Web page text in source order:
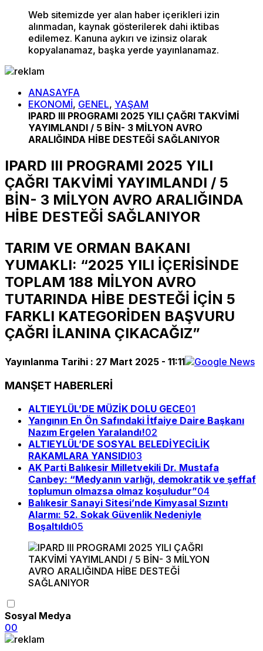
Web sitemizde yer alan haber içerikleri izin
alınmadan, kaynak gösterilerek dahi iktibas
edilemez. Kanuna aykırı ve izinsiz olarak
kopyalanamaz, başka yerde yayınlanamaz.
ANASAYFA
EKONOMİ, GENEL, YAŞAM
IPARD III PROGRAMI 2025 YILI ÇAĞRI TAKVİMİ
YAYIMLANDI / 5 BİN- 3 MİLYON AVRO
ARALIĞINDA HİBE DESTEĞİ SAĞLANIYOR
IPARD III PROGRAMI 2025 YILI
ÇAĞRI TAKVİMİ YAYIMLANDI / 5
BİN- 3 MİLYON AVRO ARALIĞINDA
HİBE DESTEĞİ SAĞLANIYOR
TARIM VE ORMAN BAKANI
YUMAKLI: “2025 YILI İÇERİSİNDE
TOPLAM 188 MİLYON AVRO
TUTARINDA HİBE DESTEĞİ İÇİN 5
FARKLI KATEGORİDEN BAŞVURU
ÇAĞRI İLANINA ÇIKACAĞIZ”
Yayınlanma Tarihi : 27 Mart 2025 - 11:11
MANŞET HABERLERİ
ALTIEYLÜL’DE MÜZİK DOLU GECE01
Yangının En Ön Safındaki İtfaiye Daire Başkanı
Nazım Ergelen Yaralandı!02
ALTIEYLÜL’DE SOSYAL BELEDİYECİLİK
RAKAMLARA YANSIDI03
AK Parti Balıkesir Milletvekili Dr. Mustafa
Canbey: “Medyanın varlığı, demokratik ve şeffaf
toplumun olmazsa olmaz koşuludur”04
Balıkesir Sanayi Sitesi’nde Kimyasal Sızıntı
Alarmı: 52. Sokak Güvenlik Nedeniyle
Boşaltıldı05
Sosyal Medya
00